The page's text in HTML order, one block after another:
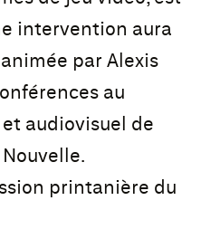
intervention aura
par Alexis
au
audiovisuel de
printanière du